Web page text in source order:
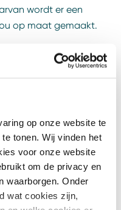
op onze website te
tonen. Wij vinden het
voor onze website
om de privacy en
waarborgen. Onder
wat cookies zijn,
wordt er een
op maat gemaakt.
offerte aan
Neem dancontactmet